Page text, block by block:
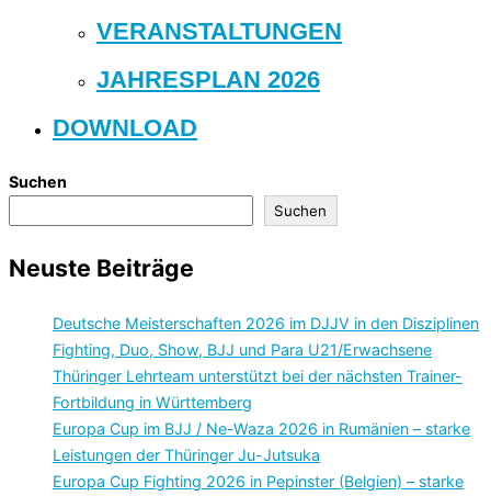
VERANSTALTUNGEN
JAHRESPLAN 2026
DOWNLOAD
Suchen
Suchen
Neuste Beiträge
Deutsche Meisterschaften 2026 im DJJV in den Disziplinen
Fighting, Duo, Show, BJJ und Para U21/Erwachsene
Thüringer Lehrteam unterstützt bei der nächsten Trainer-
Fortbildung in Württemberg
Europa Cup im BJJ / Ne-Waza 2026 in Rumänien – starke
Leistungen der Thüringer Ju-Jutsuka
Europa Cup Fighting 2026 in Pepinster (Belgien) – starke